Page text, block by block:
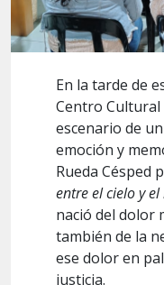
En la tarde de
Centro Cultural
escenario de
emoción y
Rueda Césped
entre el cielo y
nació del dolor
también de la
ese dolor en
justicia.